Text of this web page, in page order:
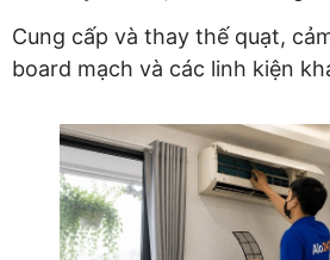
Cung cấp và thay thế quạt,
board mạch và các linh kiện